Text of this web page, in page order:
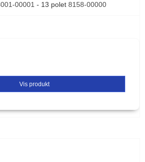
00001 - 13 polet 8158-00000
Vis produkt